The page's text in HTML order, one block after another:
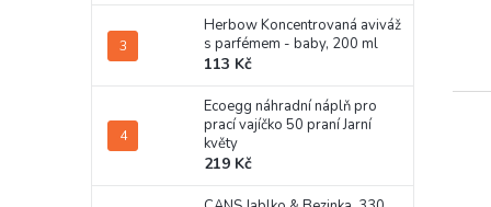
Herbow Koncentrovaná aviváž
s parfémem - baby, 200 ml
113 Kč
Ecoegg náhradní náplň pro
prací vajíčko 50 praní Jarní
květy
219 Kč